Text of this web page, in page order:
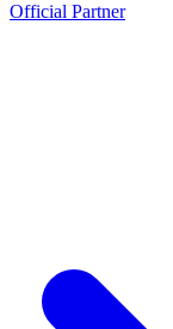
Official Partner